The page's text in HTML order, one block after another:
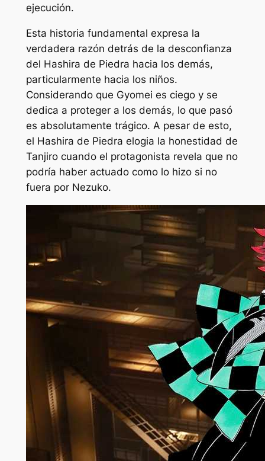
ejecución.
Esta historia fundamental expresa la
verdadera razón detrás de la desconfianza
del Hashira de Piedra hacia los demás,
particularmente hacia los niños.
Considerando que Gyomei es ciego y se
dedica a proteger a los demás, lo que pasó
es absolutamente trágico. A pesar de esto,
el Hashira de Piedra elogia la honestidad de
Tanjiro cuando el protagonista revela que no
podría haber actuado como lo hizo si no
fuera por Nezuko.